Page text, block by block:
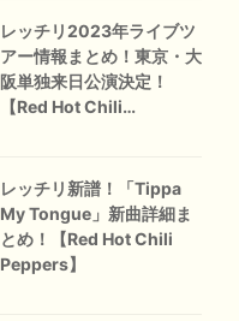
レッチリ2023年ライブツ
アー情報まとめ！東京・大
阪単独来日公演決定！
【Red Hot Chili
レッチリ新譜！「Tippa
My Tongue」新曲詳細ま
とめ！【Red Hot Chili
Peppers】